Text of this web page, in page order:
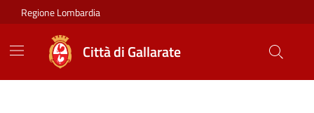
Vai ai contenuti
Vai al footer
Regione Lombardia
Città di Gallarate